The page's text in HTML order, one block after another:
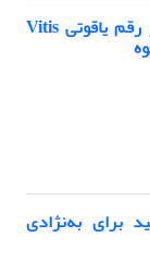
بررسی تاثیر کم آبیاری در مراحل رشد انگور رقم یاقوتی Vitis
برای به‌نژادی